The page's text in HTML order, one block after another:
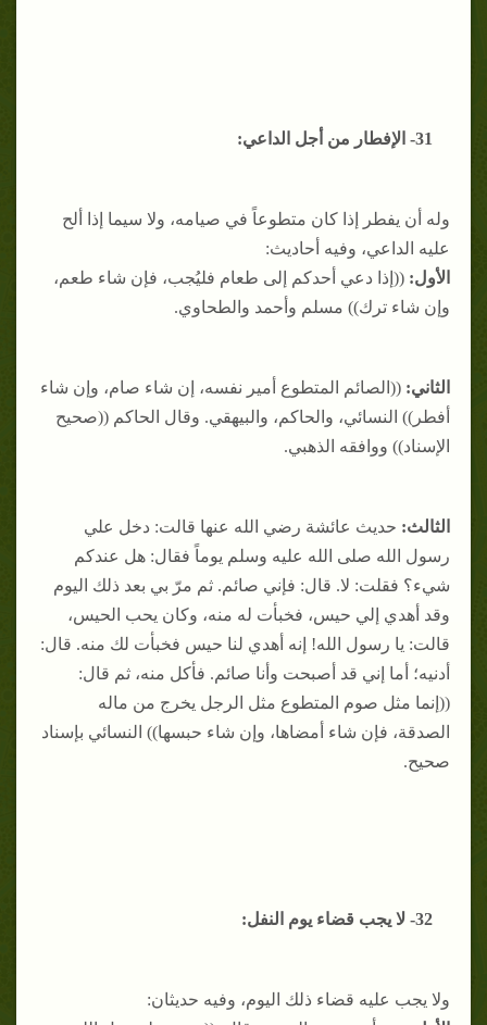
31- الإفطار من أجل الداعي:
وله أن يفطر إذا كان متطوعاً في صيامه، ولا سيما إذا ألح
عليه الداعي، وفيه أحاديث:
الأول: ((إذا دعي أحدكم إلى طعام فليُجب، فإن شاء طعم،
وإن شاء ترك)) مسلم وأحمد والطحاوي.
الثاني: ((الصائم المتطوع أمير نفسه، إن شاء صام، وإن شاء
أفطر)) النسائي، والحاكم، والبيهقي. وقال الحاكم ((صحيح
الإسناد)) ووافقه الذهبي.
الثالث: حديث عائشة رضي الله عنها قالت: دخل علي
رسول الله صلى الله عليه وسلم يوماً فقال: هل عندكم
شيء؟ فقلت: لا. قال: فإني صائم. ثم مرّ بي بعد ذلك اليوم
وقد أهدي إلي حيس، فخبأت له منه، وكان يحب الحيس،
قالت: يا رسول الله! إنه أهدي لنا حيس فخبأت لك منه. قال:
أدنيه؛ أما إني قد أصبحت وأنا صائم. فأكل منه، ثم قال:
((إنما مثل صوم المتطوع مثل الرجل يخرج من ماله
الصدقة، فإن شاء أمضاها، وإن شاء حبسها)) النسائي بإسناد
صحيح.
32- لا يجب قضاء يوم النفل:
ولا يجب عليه قضاء ذلك اليوم، وفيه حديثان: